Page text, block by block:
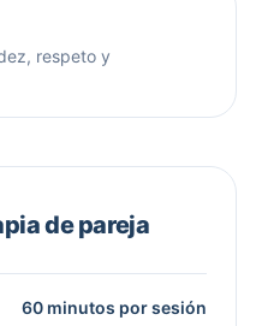
respeto y
de pareja
60 minutos por sesión